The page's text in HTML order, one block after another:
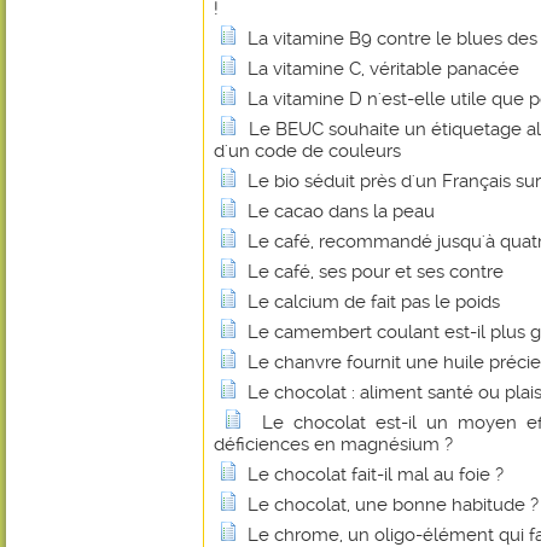
!
La vitamine B9 contre le blues
La vitamine C, véritable panacée
La vitamine D n'est-elle utile que
Le BEUC souhaite un étiquetage
d'un code de couleurs
Le bio séduit près d'un Français
Le cacao dans la peau
Le café, recommandé jusqu'à
Le café, ses pour et ses contre
Le calcium de fait pas le poids
Le camembert coulant est-il plus
Le chanvre fournit une huile
Le chocolat : aliment santé ou
Le chocolat est-il un moyen
déficiences en magnésium ?
Le chocolat fait-il mal au foie ?
Le chocolat, une bonne habitude ?
Le chrome, un oligo-élément qui